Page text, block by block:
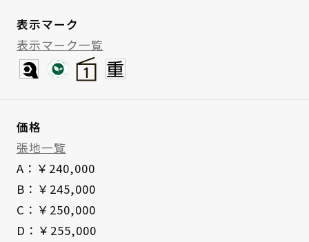
表示マーク
表示マーク一覧
価格
張地一覧
A：￥240,000
B：￥245,000
C：￥250,000
D：￥255,000